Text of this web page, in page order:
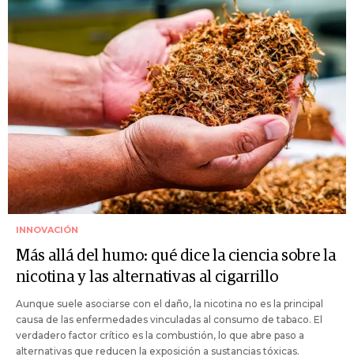
INNOVACIÓN
Más allá del humo: qué dice la ciencia sobre la
nicotina y las alternativas al cigarrillo
Aunque suele asociarse con el daño, la nicotina no es la principal
causa de las enfermedades vinculadas al consumo de tabaco. El
verdadero factor crítico es la combustión, lo que abre paso a
alternativas que reducen la exposición a sustancias tóxicas.